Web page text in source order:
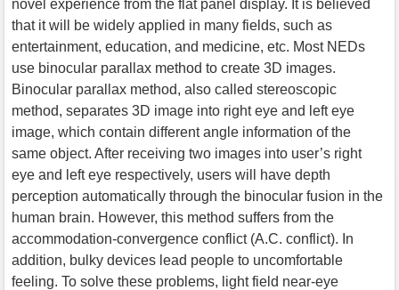
novel experience from the flat panel display. It is believed
that it will be widely applied in many fields, such as
entertainment, education, and medicine, etc. Most NEDs
use binocular parallax method to create 3D images.
Binocular parallax method, also called stereoscopic
method, separates 3D image into right eye and left eye
image, which contain different angle information of the
same object. After receiving two images into user’s right
eye and left eye respectively, users will have depth
perception automatically through the binocular fusion in the
human brain. However, this method suffers from the
accommodation-convergence conflict (A.C. conflict). In
addition, bulky devices lead people to uncomfortable
feeling. To solve these problems, light field near-eye